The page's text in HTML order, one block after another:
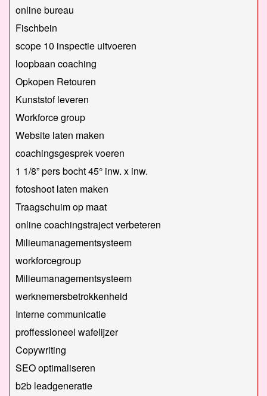
online bureau
Fischbein
scope 10 inspectie uitvoeren
loopbaan coaching
Opkopen Retouren
Kunststof leveren
Workforce group
Website laten maken
coachingsgesprek voeren
1 1/8” pers bocht 45° inw. x inw.
fotoshoot laten maken
Traagschuim op maat
online coachingstraject verbeteren
Milieumanagementsysteem
workforcegroup
Milieumanagementsysteem
werknemersbetrokkenheid
Interne communicatie
proffessioneel wafelijzer
Copywriting
SEO optimaliseren
b2b leadgeneratie